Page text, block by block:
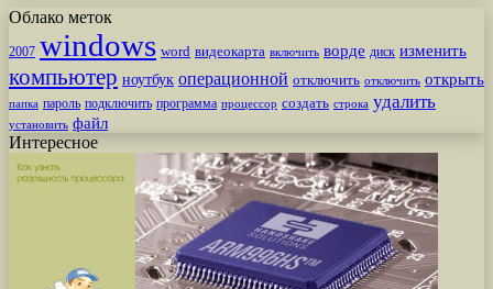
Облако меток
2007 windows word видеокарта включить ворде диск изменить
компьютер ноутбук операционной отключить отключить открыть
папка пароль подключить программа процессор создать строка удалить
установить файл
Интересное